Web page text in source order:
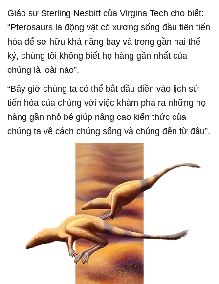
Giáo sư Sterling Nesbitt của Virgina Tech cho biết:
“Pterosaurs là động vật có xương sống đầu tiên tiến
hóa để sở hữu khả năng bay và trong gần hai thế
kỷ, chúng tôi không biết họ hàng gần nhất của
chúng là loài nào”.
“Bây giờ chúng ta có thể bắt đầu điền vào lịch sử
tiến hóa của chúng với việc khám phá ra những họ
hàng gần nhỏ bé giúp nâng cao kiến thức của
chúng ta về cách chúng sống và chúng đến từ đâu”.